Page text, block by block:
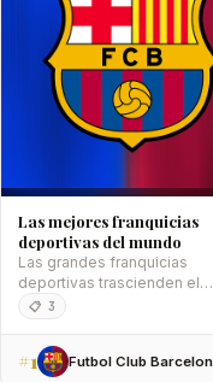
Las mejores franquicias
deportivas del mundo
Las grandes franquicias
deportivas trascienden el
terreno de juego. A lo largo
📋 3
#1 Futbol Club